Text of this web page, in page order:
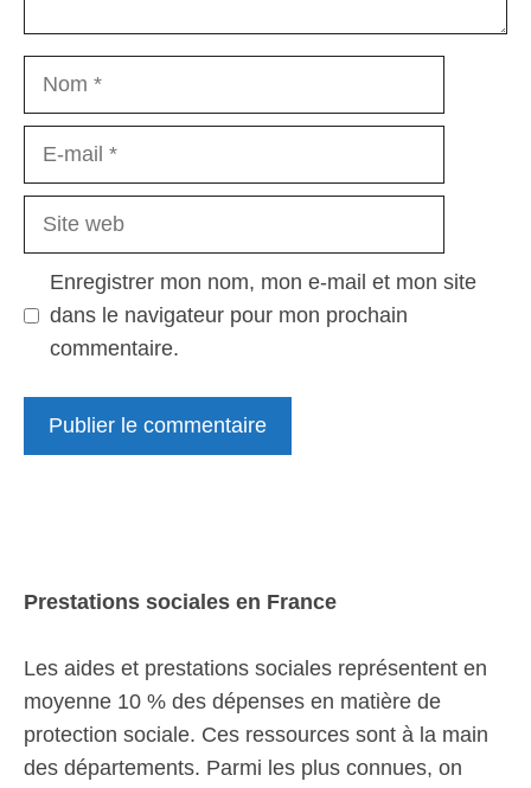
Nom
Site
Enregistrer mon nom, mon e-mail et mon site
dans le navigateur pour mon prochain
commentaire.
Prestations sociales en France
Les aides et prestations sociales représentent en
moyenne 10 % des dépenses en matière de
protection sociale. Ces ressources sont à la main
des départements. Parmi les plus connues, on